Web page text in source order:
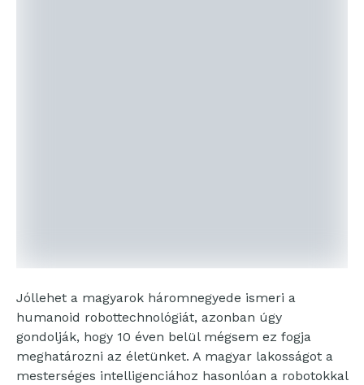
Jóllehet a magyarok háromnegyede ismeri a
humanoid robottechnológiát, azonban úgy
gondolják, hogy 10 éven belül mégsem ez fogja
meghatározni az életünket. A magyar lakosságot a
mesterséges intelligenciához hasonlóan a robotokkal